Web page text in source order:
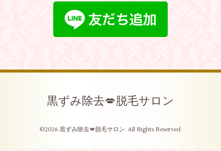
黒ずみ除去💋脱毛サロン
©2026 黒ずみ除去💋脱毛サロン. All Rights Reserved.